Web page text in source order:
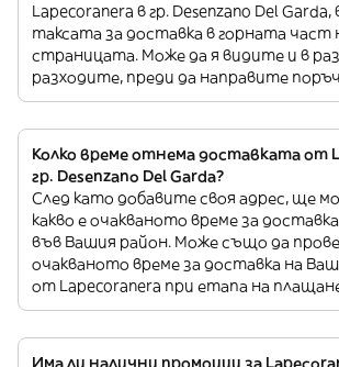
Lapecoranera в гр. Desenzano Del
таксата за доставка в горната част
страницата. Може да я видите и в
разходите, преди да направите
Колко време отнема доставката от
гр. Desenzano Del Garda?
След като добавите своя адрес, ще
какво е очакваното време за
във Вашия район. Може също да
очакваното време за доставка на
от Lapecoranera при етапа на
Има ли налични промоции за